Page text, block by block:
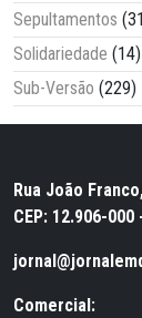
Sepultamentos
Solidariedade (14)
Sub-Versão (229)
Rua João
CEP: 12.906-
Comercial: